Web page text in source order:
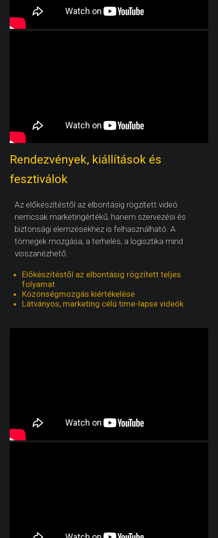
Rendezvények, kiállítások és
fesztiválok
Az előkészítéstől az elbontásig rögzített videó
nemcsak marketingértékű, hanem szervezési és
biztonsági elemzésekhez is felhasználható. A
tömegek mozgása, a terhelés, a logisztika mind
visszanézhető.
Előkészítéstől az elbontásig rögzített teljes
folyamat
Közönségmozgás kiértékelése
Látványos, marketing célú time-lapse videók